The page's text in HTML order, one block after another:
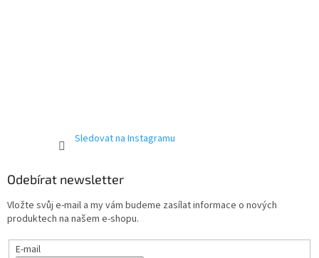
Sledovat na Instagramu
Odebírat newsletter
Vložte svůj e-mail a my vám budeme zasílat informace o nových
produktech na našem e-shopu.
E-mail